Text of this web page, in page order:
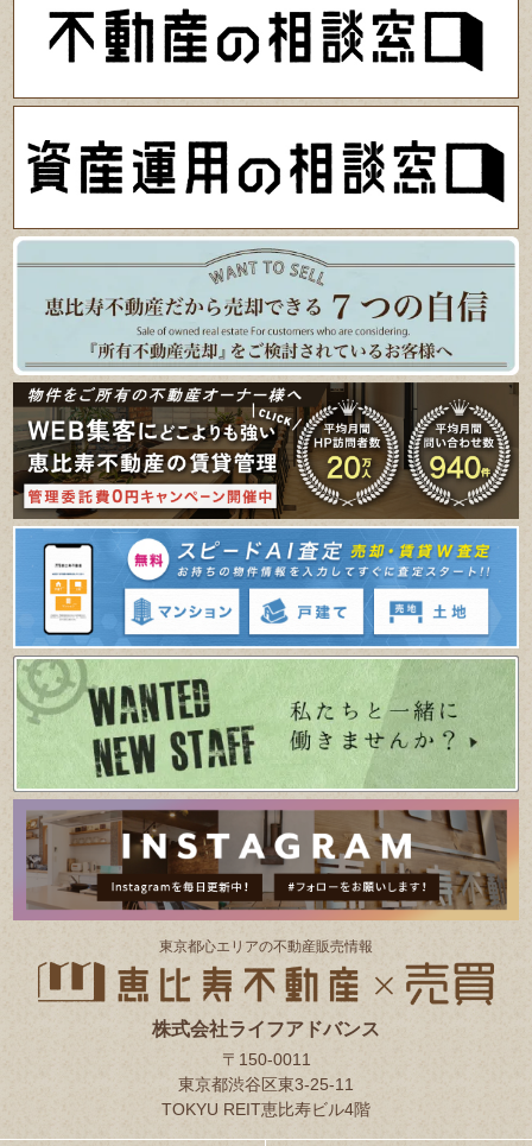
東京都⼼エリアの不動産販売情報
株式会社ライフアドバンス
〒150-0011
東京都渋谷区東3-25-11
TOKYU REIT恵比寿ビル4階